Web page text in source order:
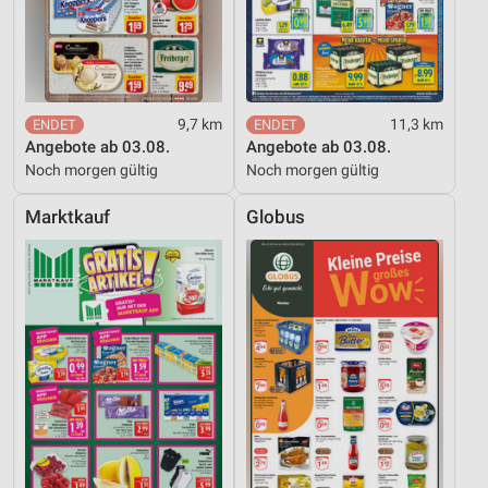
9,7 km
Angebote ab 03.08.
Noch morgen gültig
11,3 km
Angebote ab 03.08.
Noch morgen gültig
Marktkauf Globus
Kombinationen von Daten aus verschiedenen
Quellen
Entwicklung und Verbesserung der Angebote
Verwendung reduzierter Daten zur Auswahl von
Inhalten
IAB-Besonderheiten:
Verwendung genauer Standortdaten
Geräte anhand von aktiv angeforderten
Informationen identifizieren
Nicht-IAB-Verarbeitungszwecke:
Notwendig
Performance
Funktional
Werbung